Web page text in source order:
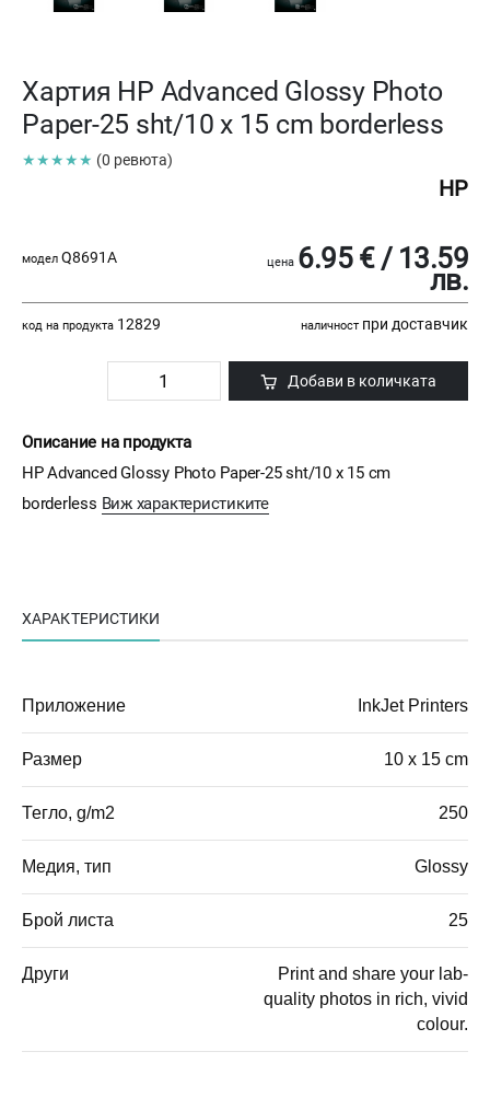
Хартия HP Advanced Glossy Photo
Paper-25 sht/10 x 15 cm borderless
★★★★★ (0 ревюта)
HP
модел Q8691A цена 6.95 € / 13.59
лв.
код на продукта 12829 наличност при доставчик
Добави в количката
Описание на продукта
HP Advanced Glossy Photo Paper-25 sht/10 x 15 cm
borderless Виж характеристиките
ХАРАКТЕРИСТИКИ
Приложение InkJet Printers
Размер 10 x 15 cm
Тегло, g/m2 250
Медия, тип Glossy
Брой листа 25
Други
Print and share your lab-
quality photos in rich, vivid
colour.